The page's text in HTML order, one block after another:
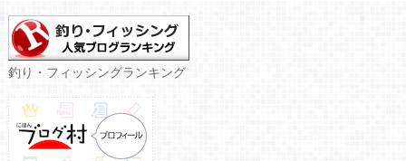
釣り・フィッシングランキング